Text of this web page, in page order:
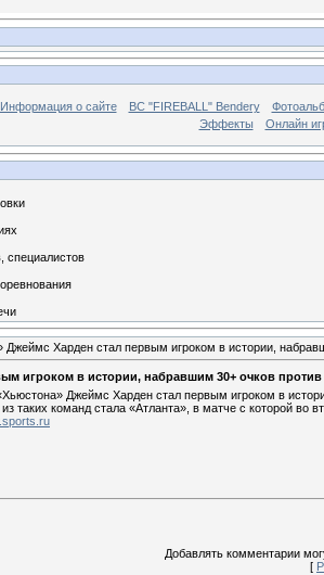
Информация о сайте BC "FIREBALL" Bendery
Эффекты
Онлайн
специалистов
Джеймс Харден стал первым игроком в истории,
игроком в истории, набравшим 30+ очков
Джеймс Харден стал первым игроком в
таких команд стала «Атланта», в матче с которой во
Добавлять комментарии
[